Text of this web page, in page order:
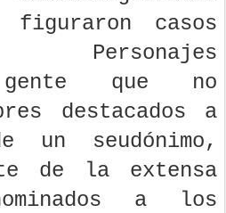
figuraron casos
Personajes
que no
destacados a
un seudónimo,
de la extensa
a los